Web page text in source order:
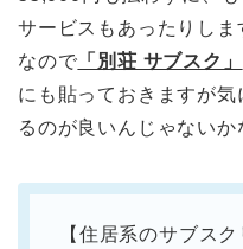
サービスもあったりしま
なので 「別荘 サブスク」
にも貼っておきますが
るのが良いんじゃないか
【住居系のサブス